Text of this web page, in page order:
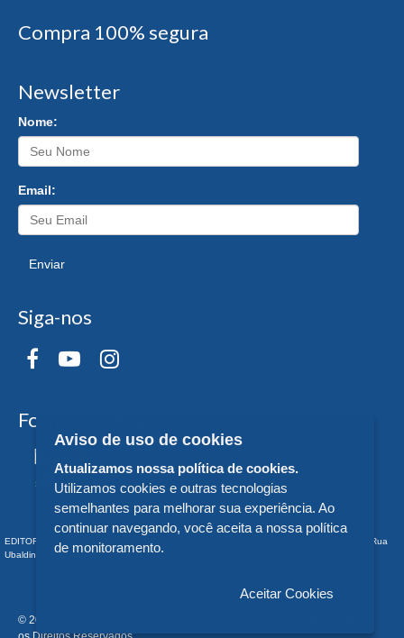
Compra 100% segura
Newsletter
Nome:
Email:
Enviar
Siga-nos
Formas de Pagamento
EDITORA DA UNIVERSIDADE FEDERAL DO PARANÁ - CNPJ n° 75.095.679/0011-10 - Rua
Ubaldino do Amaral, 321 - Alto da Glória - - PR
© 2026 EDITORA DA UNIVERSIDADE FEDERAL DO PARANÁ - Todos
Aviso de uso de cookies
Atualizamos nossa política de cookies.
Utilizamos cookies e outras tecnologias
semelhantes para melhorar sua experiência. Ao
continuar navegando, você aceita a nossa política
de monitoramento.
Aceitar Cookies